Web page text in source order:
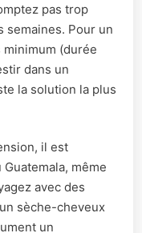
pas trop
semaines. Pour un
(durée
dans un
la solution la plus
il est
même
avec des
sèche-cheveux
un